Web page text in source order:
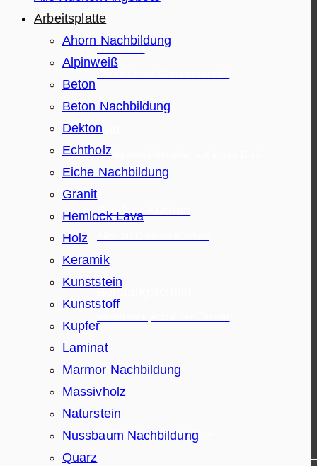
Wohnen
Bad
Die besten Hersteller auf einen Blick
Outdoor Küchen
Beratungstermin
KÜCHEN & ANGEBOTE
Arbeitsplatte
Ahorn Nachbildung
Alpinweiß
Beton
Beton Nachbildung
Dekton
Echtholz
Eiche Nachbildung
Granit
Hemlock Lava
Holz
Keramik
Kunststein
Kunststoff
Kupfer
Laminat
Marmor Nachbildung
Massivholz
Naturstein
Nussbaum Nachbildung
Quarz